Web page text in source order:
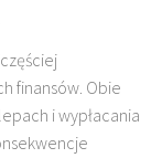
finansów. Obie
i wypłacania